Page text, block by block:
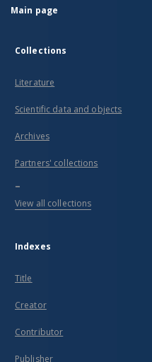
Main page
Collections
Literature
Scientific data and objects
Archives
Partners' collections
...
View all collections
Indexes
Title
Creator
Contributor
Publisher